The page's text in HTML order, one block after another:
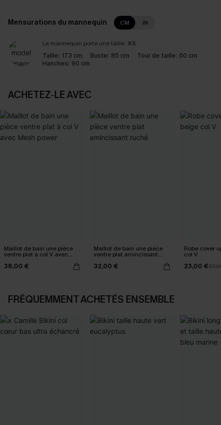
Mensurations du mannequin CM IN
Le mannequin porte une taille: XS
Taille: 173 cm Buste: 85 cm Tour de taille: 60 cm
Hanches: 90 cm
ACHETEZ‑LE AVEC
Maillot de bain une pièce
ventre plat à col V avec
Mesh power
38,00 €
Maillot de bain une pièce
ventre plat amincissant
32,00 €
Robe cover
col V
23,00 €
FRÉQUEMMENT ACHETÉS ENSEMBLE